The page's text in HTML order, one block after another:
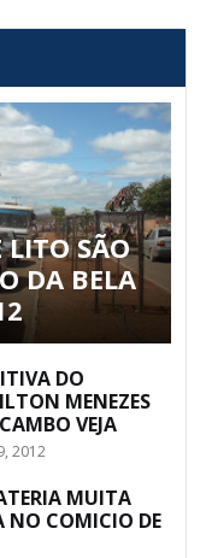
SÃO
DA BELA
DO
MENEZES
VEJA
2012
MUITA
NO COMICIO DE